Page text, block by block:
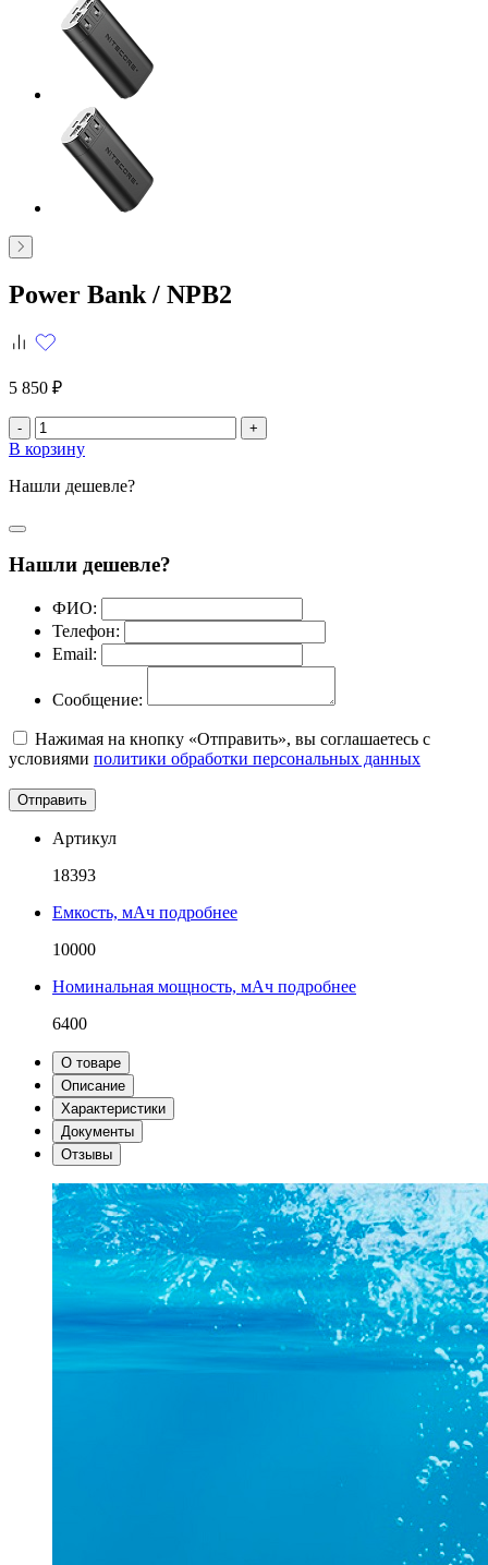
Power Bank / NPB2
5 850 ₽
- +
В корзину
Нашли дешевле?
Нашли дешевле?
ФИО:
Телефон:
Email:
Сообщение:
Нажимая на кнопку «Отправить», вы соглашаетесь с
условиями политики обработки персональных данных
Отправить
Артикул
18393
Емкость, мАч подробнее
10000
Номинальная мощность, мАч подробнее
6400
О товаре
Описание
Характеристики
Документы
Отзывы